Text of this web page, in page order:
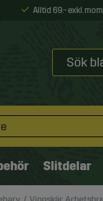
Alltid 69:- exkl.
Slitdelar